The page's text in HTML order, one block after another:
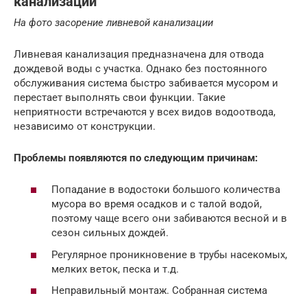
На фото засорение ливневой канализации
Ливневая канализация предназначена для отвода
дождевой воды с участка. Однако без постоянного
обслуживания система быстро забивается мусором и
перестает выполнять свои функции. Такие
неприятности встречаются у всех видов водоотвода,
независимо от конструкции.
Проблемы появляются по следующим причинам:
Попадание в водостоки большого количества
мусора во время осадков и с талой водой,
поэтому чаще всего они забиваются весной и в
сезон сильных дождей.
Регулярное проникновение в трубы насекомых,
мелких веток, песка и т.д.
Неправильный монтаж. Собранная система